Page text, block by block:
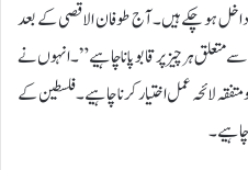
ہو چکے ہیں۔ آج طوفان الاقصی کے بعد
متعلق ہر چیز پر قابو پانا چاہیے”۔انہوں نے
لائحہ عمل اختیار کرنا چاہیے۔ فلسطین کے